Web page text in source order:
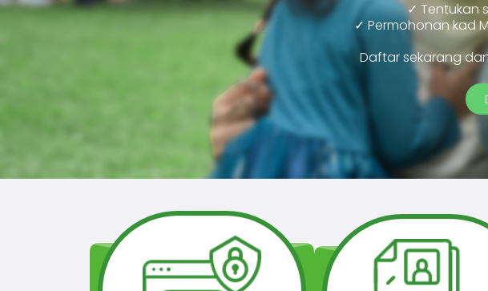
✓ Tentukan
✓ Permohonan kad
Daftar sekarang